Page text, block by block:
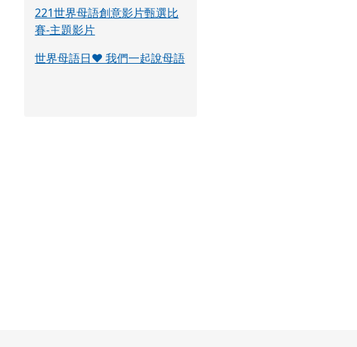
221世界母語創意影片甄選比
賽-主題影片
世界母語日♥ 我們一起說母語